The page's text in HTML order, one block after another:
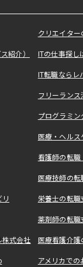
クリエイタ
紹介） ITの仕事探
IT転職なら
フリーラン
プログラミ
医療・ヘル
看護師の転
医療技師の
栄養士の転
薬剤師の転
株式会社 医療看護介
アメリカで